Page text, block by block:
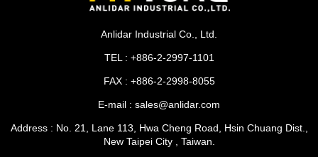
Anlidar Industrial Co., Ltd.
TEL : +886-2-2997-1101
FAX : +886-2-2998-8055
E-mail : sales@anlidar.com
Address : No. 21, Lane 113, Hwa Cheng Road, Hsin Chuang Dist.,
New Taipei City , Taiwan.